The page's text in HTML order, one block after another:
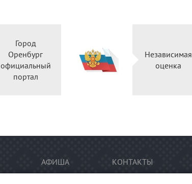
Город
Оренбург
официальный
портал
Независимая
оценка
АФИША КОНТАКТЫ